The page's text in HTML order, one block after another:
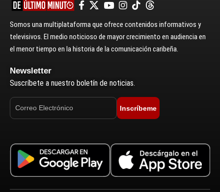
Somos una multiplataforma que ofrece contenidos informativos y
televisivos. El medio noticioso de mayor crecimiento en audiencia en
el menor tiempo en la historia de la comunicación caribeña.
Newsletter
Suscríbete a nuestro boletín de noticias.
Inscríbeme